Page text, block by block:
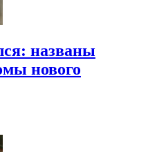
названы
нового